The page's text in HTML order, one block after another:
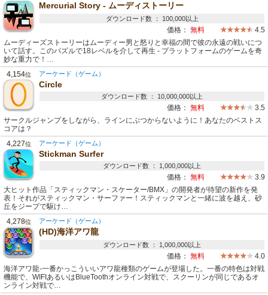
Mercurial Story - ムーディストーリー
ダウンロード数 ： 100,000以上
価格： 無料
4.5
ムーディーズストーリーはムーディー男と怒りと幸福の間で彼の永遠の戦いにつ
いて話す。このパズルで18レベルを介して再生 - プラットフォームのゲームを奇
妙な重力で！…
4,154位 アーケード（ゲーム）
Circle
ダウンロード数 ： 10,000,000以上
価格： 無料
3.5
サークルジャンプをしながら、ラインにぶつからないように！あなたのベストス
コアは？
4,227位 アーケード（ゲーム）
Stickman Surfer
ダウンロード数 ： 1,000,000以上
価格： 無料
3.9
大ヒット作品「スティックマン・スケーター/BMX」の開発者が待望の新作を発
表！それがスティックマン・サーファー！スティックマンと一緒に波を越え、砂
丘をジープで駆け…
4,278位 アーケード（ゲーム）
(HD)海洋アワ龍
ダウンロード数 ： 1,000,000以上
価格： 無料
4.0
海洋アワ龍-一番かっこういいアワ龍種類のゲームが登場した。一番の特色は対戦
機能で、WIFIあるいはBlueToothオンライン対戦で、スクーリンが同じであるオ
ンライン対戦で…